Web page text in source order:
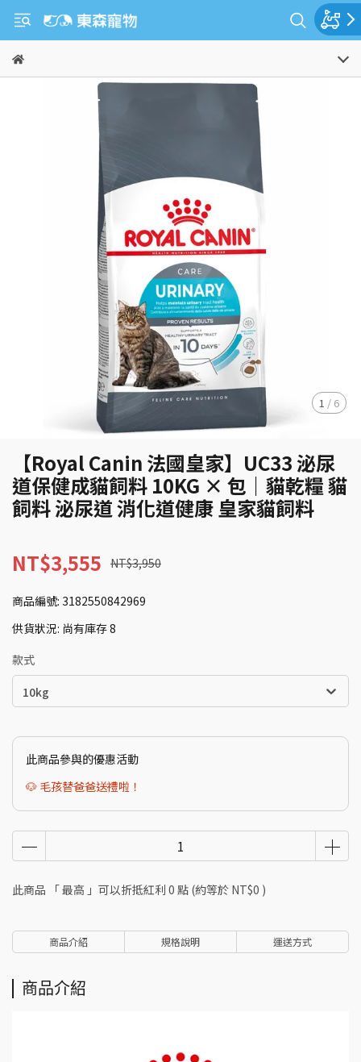
1 / 6
【Royal Canin 法國皇家】UC33 泌尿
道保健成貓飼料 10KG × 包｜貓乾糧 貓
飼料 泌尿道 消化道健康 皇家貓飼料
NT$3,555 NT$3,950
商品編號: 3182550842969
供貨狀況: 尚有庫存 8
款式
10kg
此商品參與的優惠活動
🐶 毛孩替爸爸送禮啦！
此商品 「 最高 」可以折抵紅利 0 點 (約等於 NT$0 )
商品介紹 規格說明 運送方式
商品介紹